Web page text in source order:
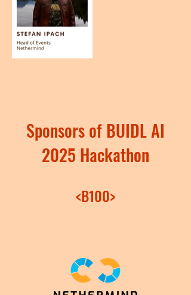
Sponsors of BUIDL AI
2025 Hackathon
<B100>